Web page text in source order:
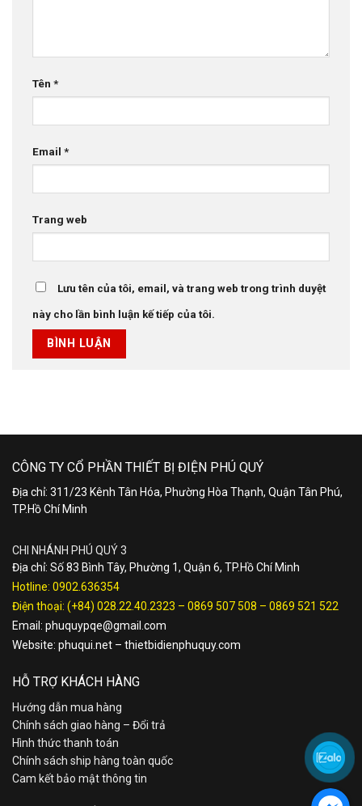
Tên *
Email *
Trang web
Lưu tên của tôi, email, và trang web trong trình duyệt
này cho lần bình luận kế tiếp của tôi.
CÔNG TY CỔ PHẦN THIẾT BỊ ĐIỆN PHÚ QUÝ
Địa chỉ: 311/23 Kênh Tân Hóa, Phường Hòa Thạnh, Quận Tân Phú,
TP.Hồ Chí Minh
CHI NHÁNH PHÚ QUÝ 3
Địa chỉ: Số 83 Bình Tây, Phường 1, Quận 6, TP.Hồ Chí Minh
Hotline: 0902.636354
Điện thoại: (+84) 028.22.40.2323 – 0869 507 508 – 0869 521 522
Email: phuquypqe@gmail.com
Website: phuqui.net – thietbidienphuquy.com
HỖ TRỢ KHÁCH HÀNG
Hướng dẫn mua hàng
Chính sách giao hàng – Đổi trả
Hình thức thanh toán
Chính sách ship hàng toàn quốc
Cam kết bảo mật thông tin